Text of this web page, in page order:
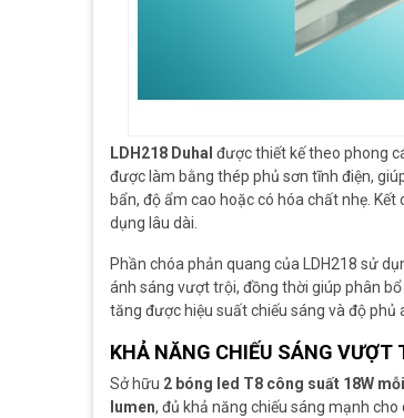
LDH218 Duhal được thiết kế theo phong
được làm bằng thép phủ sơn tĩnh điện,
bẩn, độ ẩm cao hoặc có hóa chất nhẹ.
dụng lâu dài.
Phần chóa phản quang của LDH218 sử
ánh sáng vượt trội, đồng thời giúp phân
tăng được hiệu suất chiếu sáng và độ phủ
KHẢ NĂNG CHIẾU SÁNG VƯỢT
Sở hữu 2 bóng led T8 công suất 18W
lumen, đủ khả năng chiếu sáng mạnh